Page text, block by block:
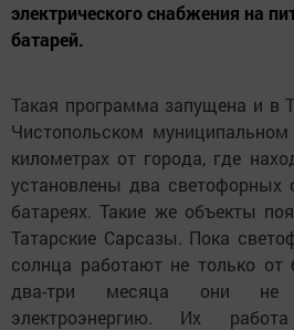
электрического снабжения на
батарей.
Такая программа запущена и в
Чистопольском
километрах от города, где
установлены два светофорных
батареях. Такие же объекты
Татарские Сарсазы. Пока
солнца работают не только от
два-три месяца они не
электроэнергию. Их